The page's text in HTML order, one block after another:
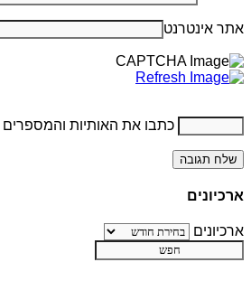
אתר אינטרנט
כתבו את האותיות
ארכיונים
ארכיונים